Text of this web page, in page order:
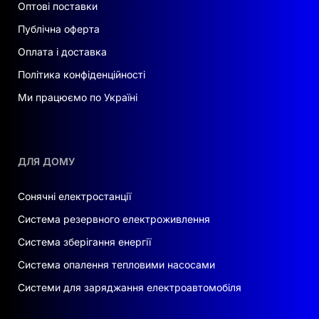
для невеликих будинків достатньо
однофазного інвертора, тоді як
високовольтні моделі.
Енергоефективність
коефіцієнт корисної дії (ККД) інвертора.
Надійність і безпека
перевантажень, коротких замикань та інших
моделі з тривалою гарантією та можливістю
сервісного обслуговування. Це забезпечить
довгу і стабільну роботу інвертора.
Оптові поставки
Публічна оферта
Оплата і доставка
Політика конфіденційності
Ми працюємо по Україні
ДЛЯ ДОМУ
Сонячні електростанції
Система резервного електроживлення
Система зберігання енергії
Система опалення тепловими насосами
Системи для заряджання електроавтомобіля